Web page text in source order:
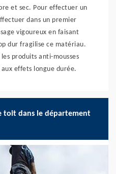
et sec. Pour effectuer un
dans un premier
vigoureux en faisant
dur fragilise ce matériau.
produits anti-mousses
effets longue durée.
toit dans le département